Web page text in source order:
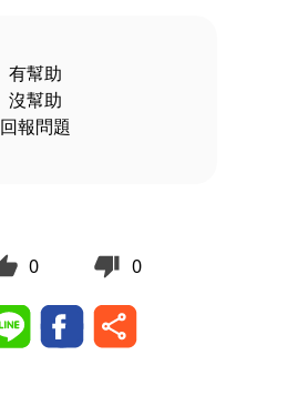
有幫助
沒幫助
回報問題
0 0